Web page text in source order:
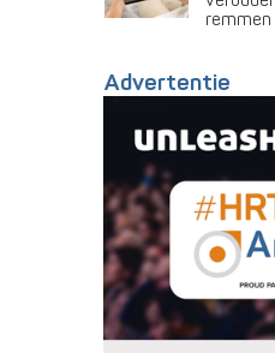
Advertentie